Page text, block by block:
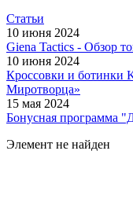
Статьи
10 июня 2024
Giena Tactics - Обзор
10 июня 2024
Кроссовки и ботинки
Миротворца»
15 мая 2024
Бонусная программа
Элемент не найден